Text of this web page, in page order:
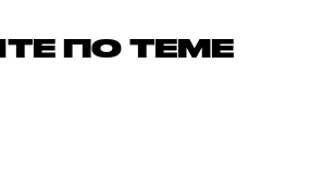
ПО ТЕМЕ